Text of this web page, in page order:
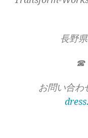
長野
☎
お問い合